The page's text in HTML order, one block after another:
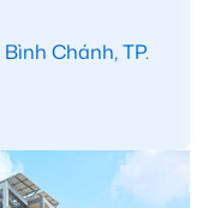
Chánh, TP.